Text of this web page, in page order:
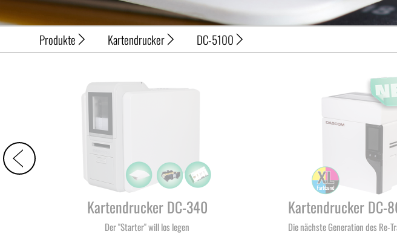
Produkte Kartendrucker DC-5100
Kartendrucker DC-340
Der "Starter" will los legen
Kartendrucker DC-
Die nächste Generation des Re-